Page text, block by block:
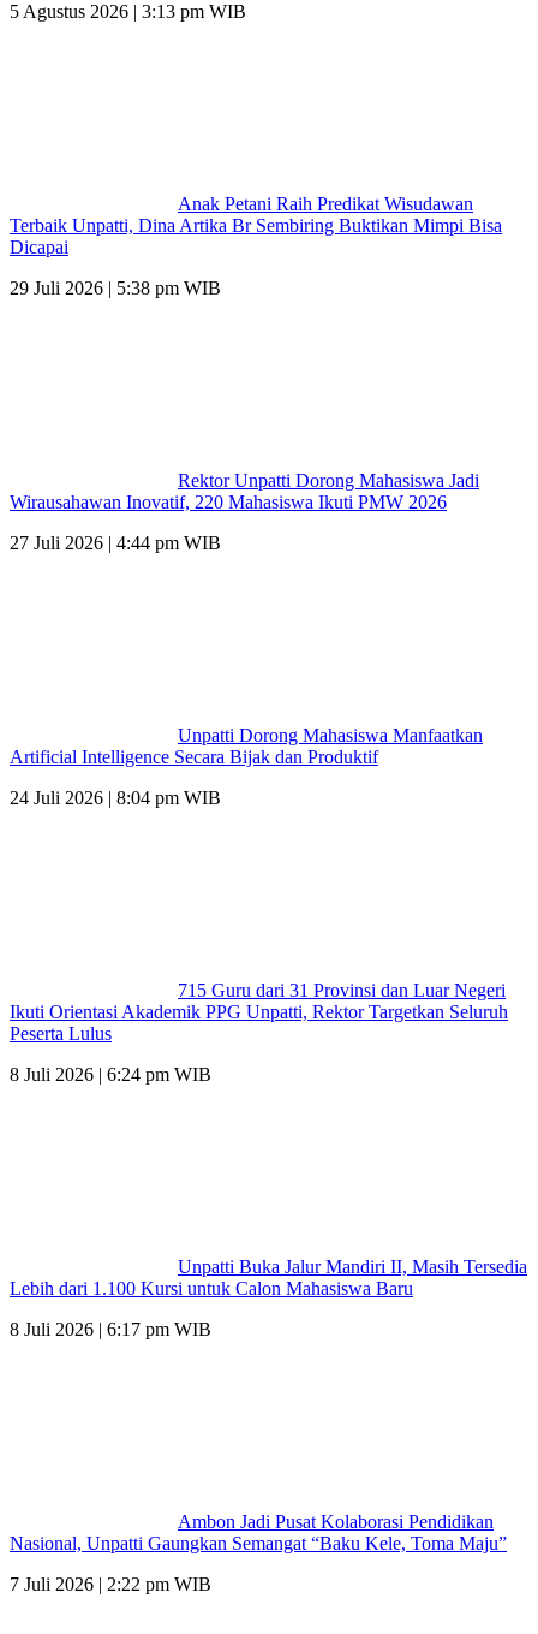
5 Agustus 2026 | 3:13 pm WIB
Anak Petani Raih Predikat Wisudawan
Terbaik Unpatti, Dina Artika Br Sembiring Buktikan Mimpi Bisa
Dicapai
29 Juli 2026 | 5:38 pm WIB
Rektor Unpatti Dorong Mahasiswa Jadi
Wirausahawan Inovatif, 220 Mahasiswa Ikuti PMW 2026
27 Juli 2026 | 4:44 pm WIB
Unpatti Dorong Mahasiswa Manfaatkan
Artificial Intelligence Secara Bijak dan Produktif
24 Juli 2026 | 8:04 pm WIB
715 Guru dari 31 Provinsi dan Luar Negeri
Ikuti Orientasi Akademik PPG Unpatti, Rektor Targetkan Seluruh
Peserta Lulus
8 Juli 2026 | 6:24 pm WIB
Unpatti Buka Jalur Mandiri II, Masih Tersedia
Lebih dari 1.100 Kursi untuk Calon Mahasiswa Baru
8 Juli 2026 | 6:17 pm WIB
Ambon Jadi Pusat Kolaborasi Pendidikan
Nasional, Unpatti Gaungkan Semangat “Baku Kele, Toma Maju”
7 Juli 2026 | 2:22 pm WIB